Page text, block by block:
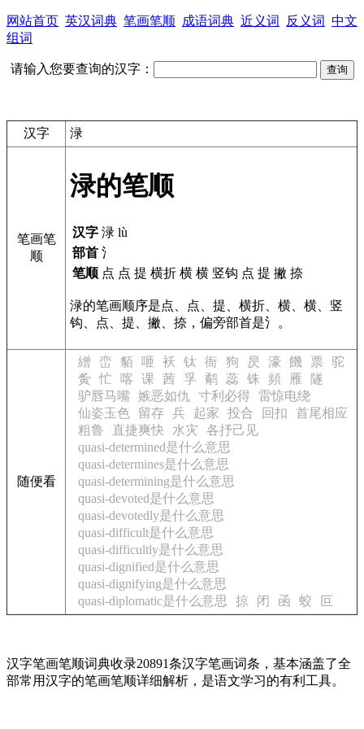
网站首页 英汉词典 笔画笔顺 成语词典 近义词 反义词 中文
组词
请输入您要查询的汉字：
汉字 渌
笔画笔
顺
渌的笔顺
汉字 渌 lù
部首 氵
笔顺 点 点 提 横折 横 横 竖钩 点 提 撇 捺
渌的笔画顺序是点、点、提、横折、横、横、竖
钩、点、提、撇、捺，偏旁部首是氵。
随便看
繒 峦 貊 咂 袄 钛 衙 狗 昃 濠 饑 票
驼
夤
忙 喀 课 茜 孚 鹬 蕊 铢 頻 雁
隧
驴唇马嘴 嫉恶如仇 寸利必得
雷惊电绕
仙姿玉色
留存 兵 起家 投合 回扣
首尾相应
粗鲁
直捷爽快 水灾
各抒己见
quasi-determined是什么意思
quasi-determines是什么意思
quasi-determining是什么意思
quasi-devoted是什么意思
quasi-devotedly是什么意思
quasi-difficult是什么意思
quasi-difficultly是什么意思
quasi-dignified是什么意思
quasi-dignifying是什么意思
quasi-diplomatic是什么意思
掠 闭 函 蛟 叵
汉字笔画笔顺词典收录20891条汉字笔画词条，基本涵盖了全
部常用汉字的笔画笔顺详细解析，是语文学习的有利工具。